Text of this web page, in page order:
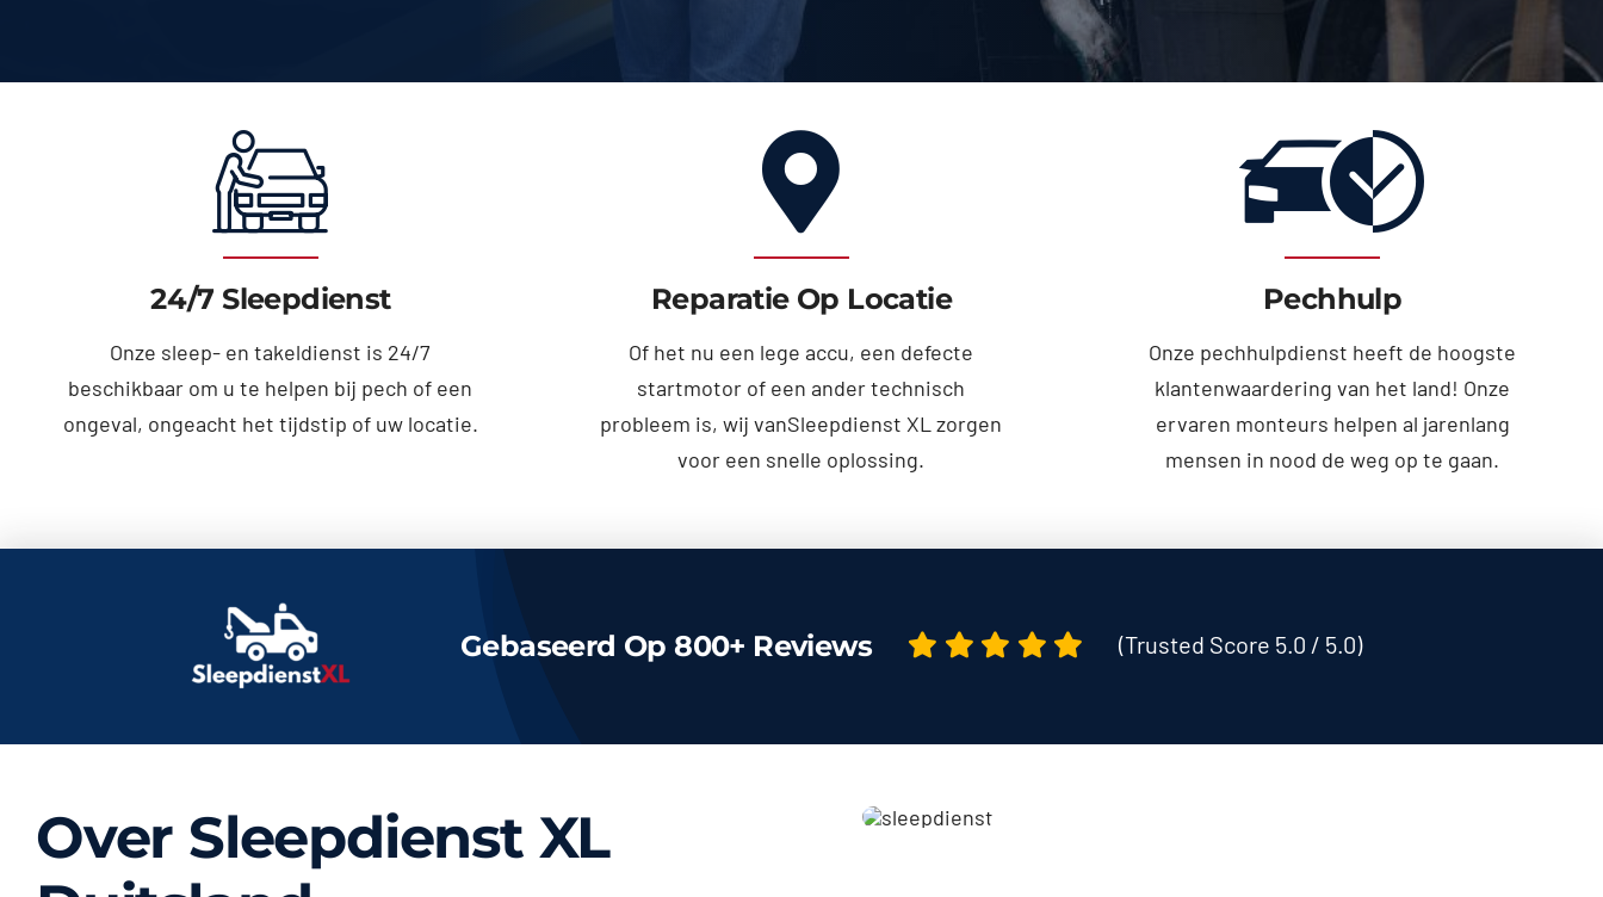
24/7 Sleepdienst
Onze sleep- en takeldienst is 24/7
beschikbaar om u te helpen bij pech of een
ongeval, ongeacht het tijdstip of uw locatie.
Reparatie Op Locatie
Of het nu een lege accu, een defecte
startmotor of een ander technisch
probleem is, wij vanSleepdienst XL zorgen
voor een snelle oplossing.
Pechhulp
Onze pechhulpdienst heeft de hoogste
klantenwaardering van het land! Onze
ervaren monteurs helpen al jarenlang
mensen in nood de weg op te gaan.
Gebaseerd Op 800+ Reviews (Trusted Score 5.0 / 5.0)
Over Sleepdienst XL